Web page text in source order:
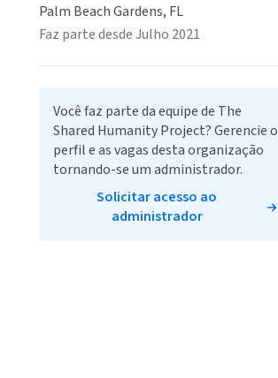
Palm Beach Gardens, FL
Faz parte desde Julho 2021
Você faz parte da equipe de The
Shared Humanity Project? Gerencie o
perfil e as vagas desta organização
tornando-se um administrador.
Solicitar acesso ao
administrador